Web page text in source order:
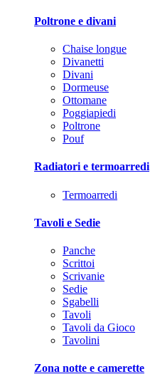
Poltrone e divani
Chaise longue
Divanetti
Divani
Dormeuse
Ottomane
Poggiapiedi
Poltrone
Pouf
Radiatori e termoarredi
Termoarredi
Tavoli e Sedie
Panche
Scrittoi
Scrivanie
Sedie
Sgabelli
Tavoli
Tavoli da Gioco
Tavolini
Zona notte e camerette